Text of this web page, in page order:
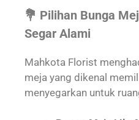
💐 Pilihan Bunga
Segar Alami
Mahkota Florist
meja yang dikenal
menyegarkan untuk